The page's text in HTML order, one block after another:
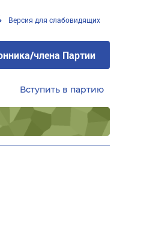
Версия для слабовидящих
члена Партии
Вступить в партию